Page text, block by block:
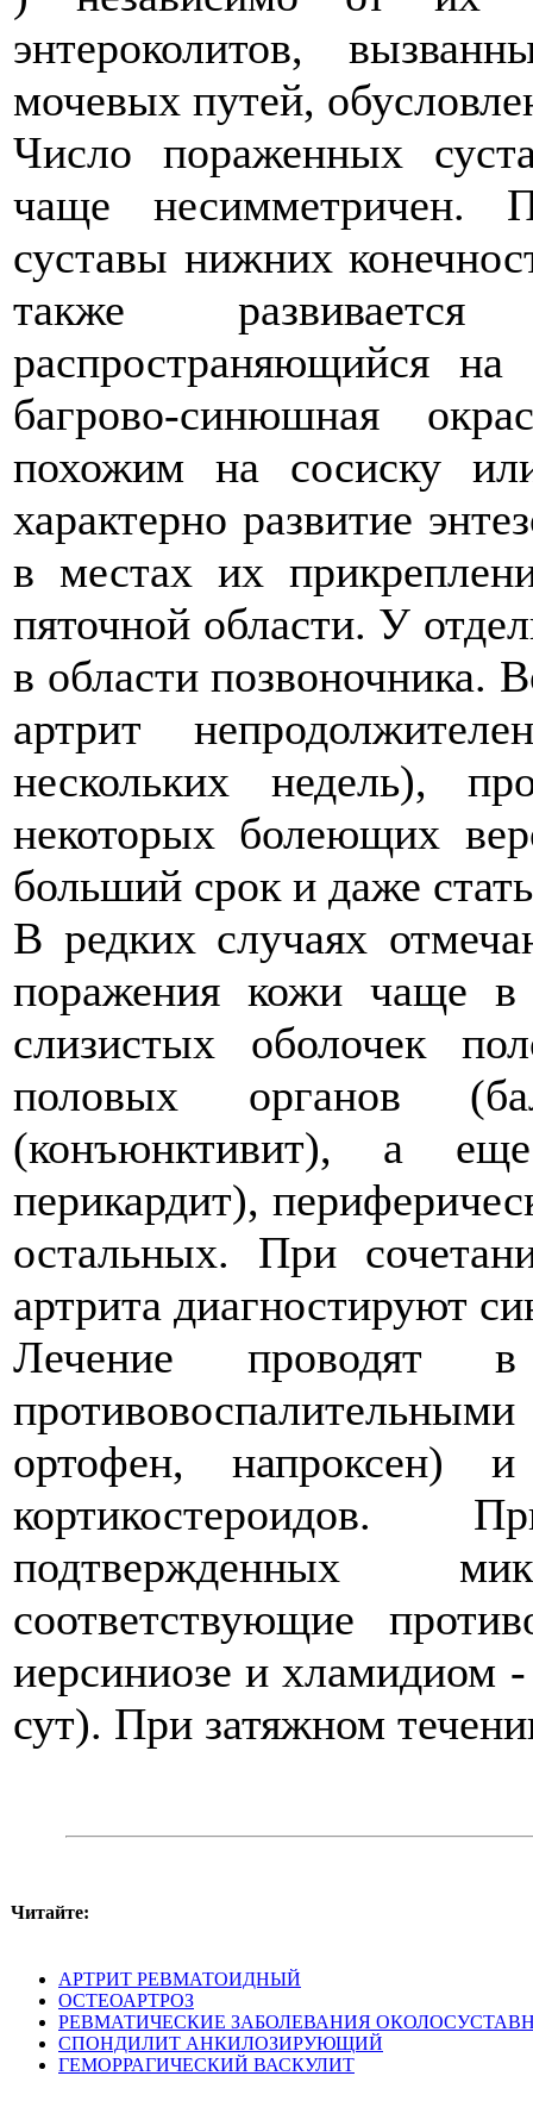
энтероколитов,
мочевых путей,
Число пораженных
чаще несимметричен.
суставы нижних
также развивается
распространяющийся
багрово-синюшная
похожим на сосиску
характерно развитие
в местах их
пяточной области. У
в области позвоночника.
артрит
нескольких недель),
некоторых болеющих
больший срок и даже
В редких случаях
поражения кожи чаще в
слизистых оболочек
половых органов
(конъюнктивит), а
перикардит),
остальных. При
артрита диагностируют
Лечение проводят в
ортофен, напроксен) и
кортикостероидов.
подтвержденных
соответствующие
иерсиниозе и хламидиом
сут). При затяжном
Читайте:
АРТРИТ РЕВМАТОИДНЫЙ
ОСТЕОАРТРОЗ
РЕВМАТИЧЕСКИЕ ЗАБОЛЕВАНИЯ
СПОНДИЛИТ АНКИЛОЗИРУЮЩИЙ
ГЕМОРРАГИЧЕСКИЙ ВАСКУЛИТ